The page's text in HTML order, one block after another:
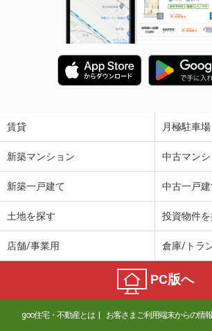
賃貸 月極駐車場
新築マンション 中古マン
新築一戸建て 中古一戸建
土地を探す 投資物件
店舗/事業用 倉庫/トラ
PC版へ
goo住宅・不動産とは お客さまご利用端末からの情